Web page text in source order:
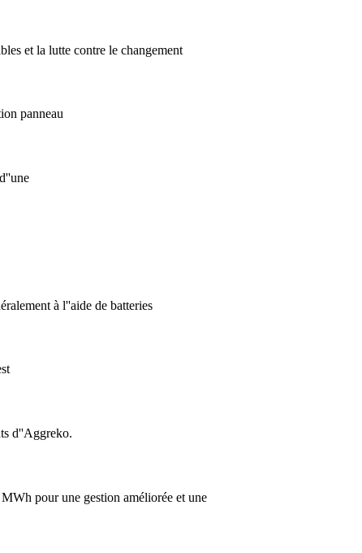
et la lutte contre le changement
panneau
à l''aide de batteries
d''Aggreko.
pour une gestion améliorée et une